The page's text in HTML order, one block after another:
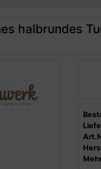
halbrundes